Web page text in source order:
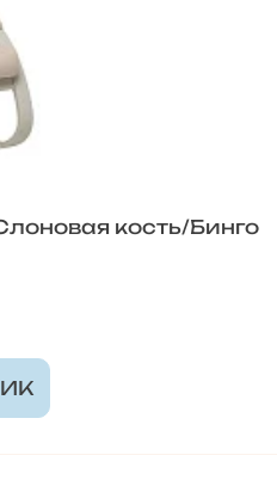
кость/Бинго